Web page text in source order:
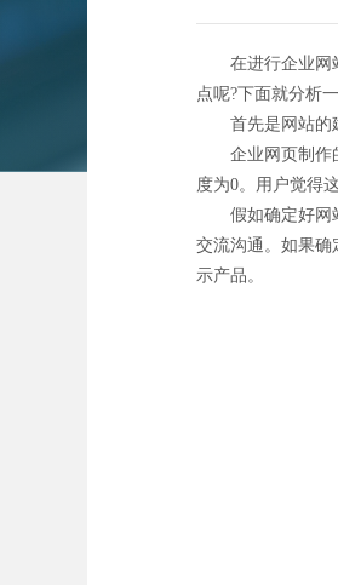
在进行企业网站
点呢?下面就分析一
首先是网站的
企业网页制作的
度为0。用户觉得
假如确定好网站
交流沟通。如果确
示产品。